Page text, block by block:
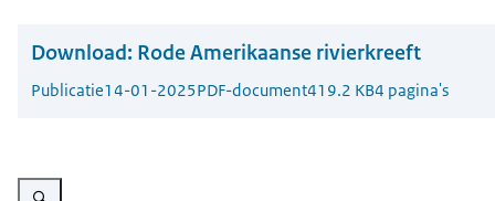
Download: Rode Amerikaanse rivierkreeft
Publicatie14-01-2025PDF-document419.2 KB4 pagina's
Vergroot afbeelding Rode Amerikaanse rivierkreeft